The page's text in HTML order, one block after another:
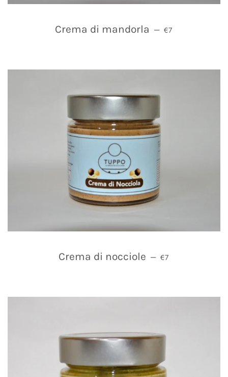
Crema di mandorla — PREZZO DI
€7
Crema di nocciole — PREZZO DI
€7